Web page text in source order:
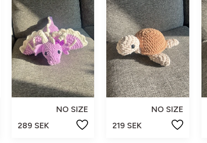
NO SIZE
289 SEK
NO SIZE
219 SEK